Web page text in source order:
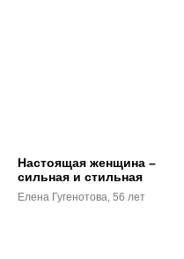
Настоящая женщина –
сильная и стильная
Елена Гугенотова, 56 лет